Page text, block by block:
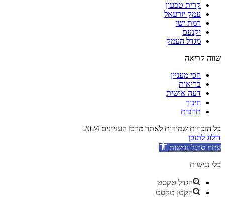
קרית טבעון
עמק יזרעאל
רמת ישי
יקנעם
מגדל העמק
שווה קריאה
הכי מעניין
בריאות
דעה אישית
חינוך
תרבות
כל הזכויות שמורות לאתר מרכז העניינים 2024
דילוג לתוכן
פתח סרגל נגישות
כלי נגישות
הגדל טקסט
הקטן טקסט